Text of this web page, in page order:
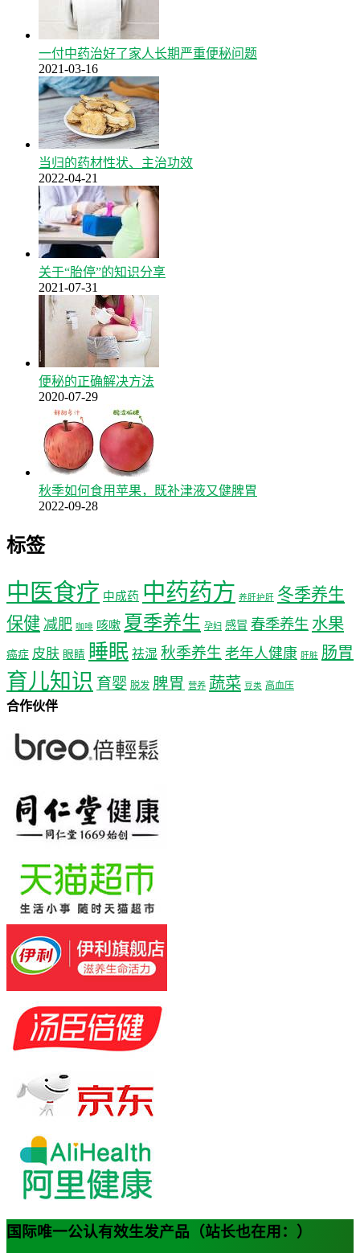
一付中药治好了家人长期严重便秘问题
2021-03-16
当归的药材性状、主治功效
2022-04-21
关于“胎停”的知识分享
2021-07-31
便秘的正确解决方法
2020-07-29
秋季如何食用苹果，既补津液又健脾胃
2022-09-28
标签
中医食疗 中成药 中药药方 养肝护肝 冬季养生
保健 减肥 咖啡 咳嗽 夏季养生 孕妇 感冒 春季养生 水果
癌症 皮肤 眼睛 睡眠 祛湿 秋季养生 老年人健康 肝脏 肠胃
育儿知识 育婴 脱发 脾胃 营养 蔬菜 豆类 高血压
合作伙伴
国际唯一公认有效生发产品（站长也在用：）